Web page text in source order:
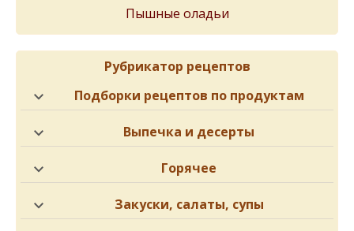
Пышные оладьи
Рубрикатор рецептов
Подборки рецептов по продуктам
Выпечка и десерты
Горячее
Закуски, салаты, супы